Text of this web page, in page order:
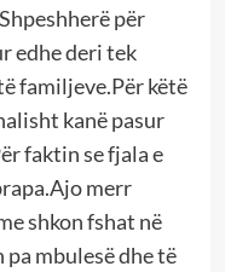
për
edhe deri tek
familjeve.Për këtë
kanë pasur
faktin se fjala e
merr
shkon fshat në
mbulesë dhe të